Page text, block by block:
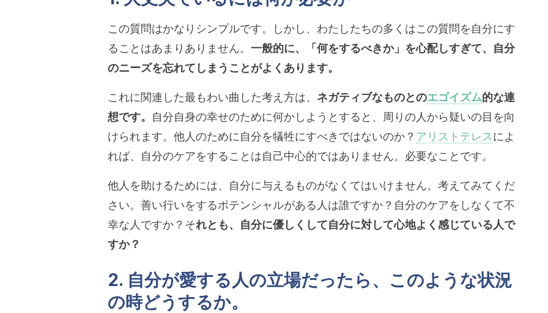
この質問はかなりシンプルです。しかし、わたしたちの多くはこの質問を自分にす
ることはあまりありません。 一般的に、「何をするべきか」を心配しすぎて、自分
のニーズを忘れてしまうことがよくあります。
これに関連した最もわい曲した考え方は、 ネガティブなものとのエゴイズム的な連
想です。 自分自身の幸せのために何かしようとすると、周りの人から疑いの目を向
けられます。他人のために自分を犠牲にすべきではないのか？ アリストテレスによ
れば、自分のケアをすることは自己中心的ではありません。必要なことです。
他人を助けるためには、自分に与えるものがなくてはいけません。考えてみてくだ
さい。善い行いをするポテンシャルがある人は誰ですか？自分のケアをしなくて不
幸な人ですか？それとも、自分に優しくして自分に対して心地よく感じている人で
すか？
2. 自分が愛する人の立場だったら、このような状況
の時どうするか。